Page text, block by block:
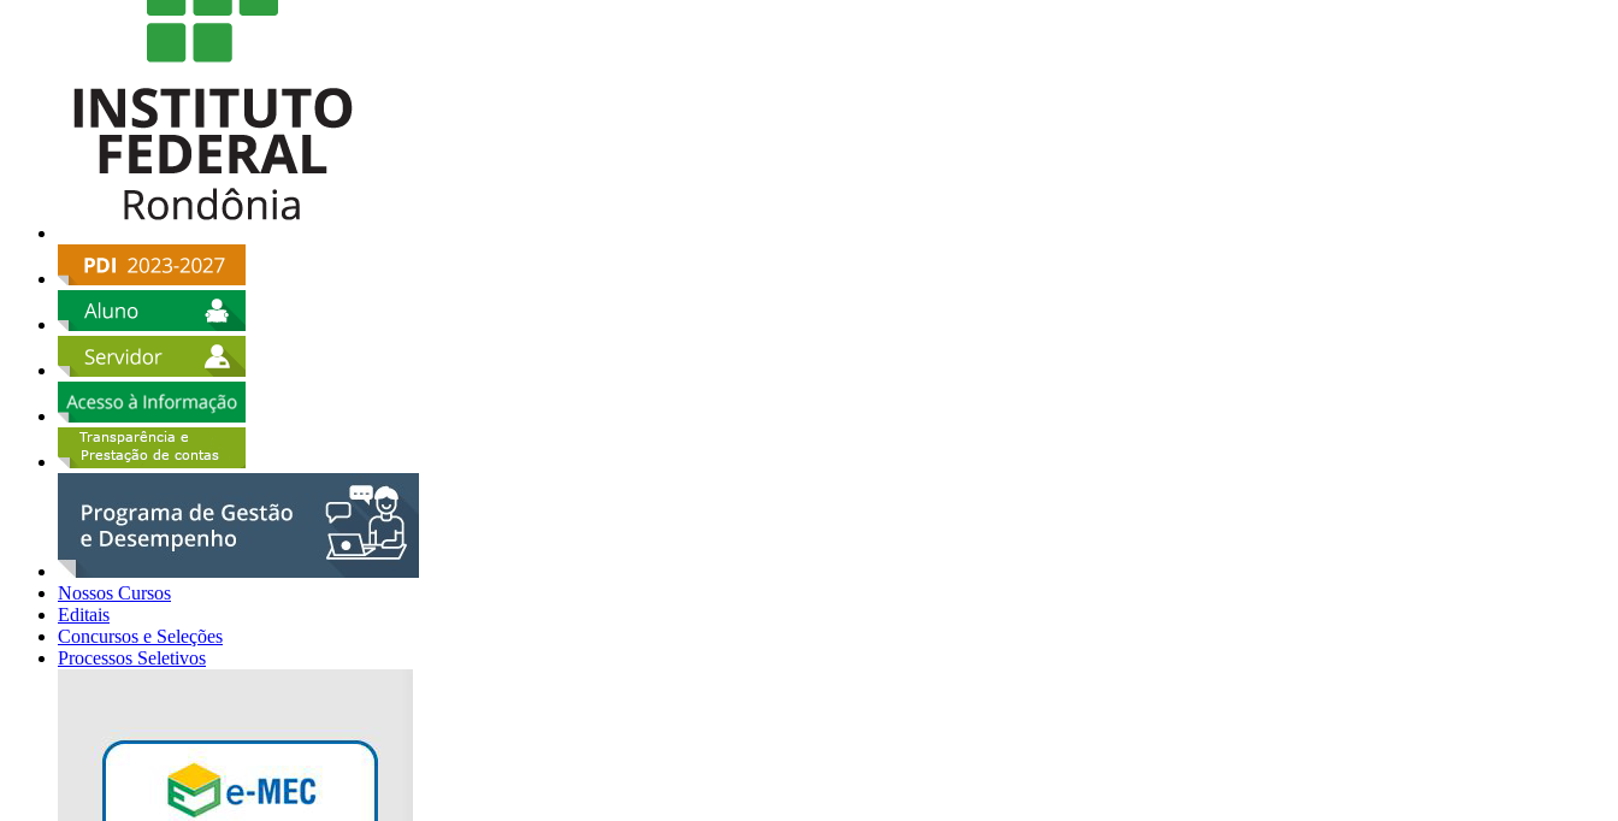
Nossos Cursos
Editais
Concursos e Seleções
Processos Seletivos